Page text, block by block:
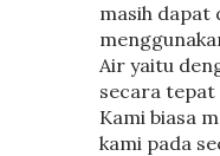
masih dapat
Air yaitu
secara
Kami biasa
kami pada